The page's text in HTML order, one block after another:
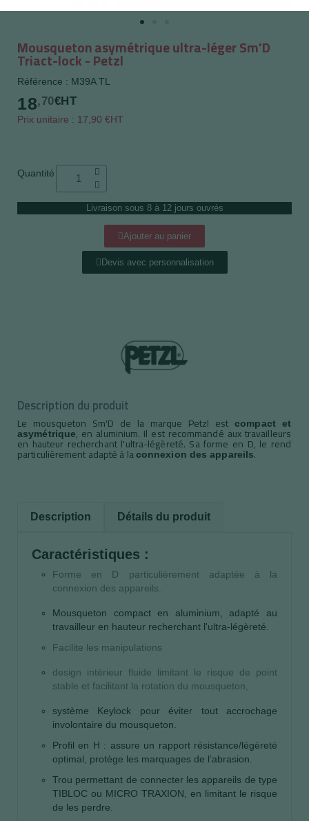
Mousqueton asymétrique ultra-léger Sm'D
Triact-lock - Petzl
Référence : M39A TL
18,70€HT
Prix unitaire : 17,90 €HT
Quantité
Livraison sous 8 à 12 jours ouvrés
Ajouter au panier
Devis avec personnalisation
Description du produit
Le mousqueton Sm'D de la marque Petzl estcompact et
asymétrique, en aluminium. Il est recommandé aux travailleurs
en hauteur recherchant l'ultra-légèreté. Sa forme en D, le rend
particulièrement adapté à laconnexion des appareils.
Description Détails du produit
Caractéristiques :
Forme en D particulièrement adaptée à la
connexion des appareils.
Mousqueton compact en aluminium, adapté au
travailleur en hauteur recherchant l'ultra-légèreté.
Facilite les manipulations
design intérieur fluide limitant le risque de point
stable et facilitant la rotation du mousqueton,
système Keylock pour éviter tout accrochage
involontaire du mousqueton.
Profil en H : assure un rapport résistance/légèreté
optimal, protège les marquages de l’abrasion.
Trou permettant de connecter les appareils de type
TIBLOC ou MICRO TRAXION, en limitant le risque
de les perdre.